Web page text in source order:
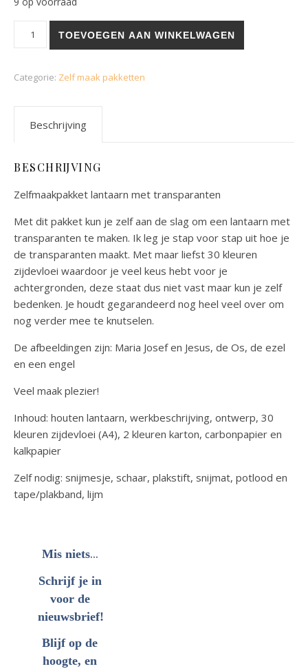
TOEVOEGEN AAN WINKELWAGEN
Categorie: Zelf maak pakketten
Beschrijving
BESCHRIJVING
Zelfmaakpakket lantaarn met transparanten
Met dit pakket kun je zelf aan de slag om een lantaarn met
transparanten te maken. Ik leg je stap voor stap uit hoe je
de transparanten maakt. Met maar liefst 30 kleuren
zijdevloei waardoor je veel keus hebt voor je
achtergronden, deze staat dus niet vast maar kun je zelf
bedenken. Je houdt gegarandeerd nog heel veel over om
nog verder mee te knutselen.
De afbeeldingen zijn: Maria Josef en Jesus, de Os, de ezel
en een engel
Veel maak plezier!
Inhoud: houten lantaarn, werkbeschrijving, ontwerp, 30
kleuren zijdevloei (A4), 2 kleuren karton, carbonpapier en
kalkpapier
Zelf nodig: snijmesje, schaar, plakstift, snijmat, potlood en
tape/plakband, lijm
Mis niets...
Schrijf je in
voor de
nieuwsbrief!
Blijf op de
hoogte, en